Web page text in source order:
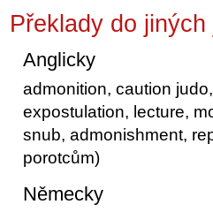
Překlady do jiných
Anglicky
admonition, caution
expostulation, lecture,
snub, admonishment,
porotcům)
Německy